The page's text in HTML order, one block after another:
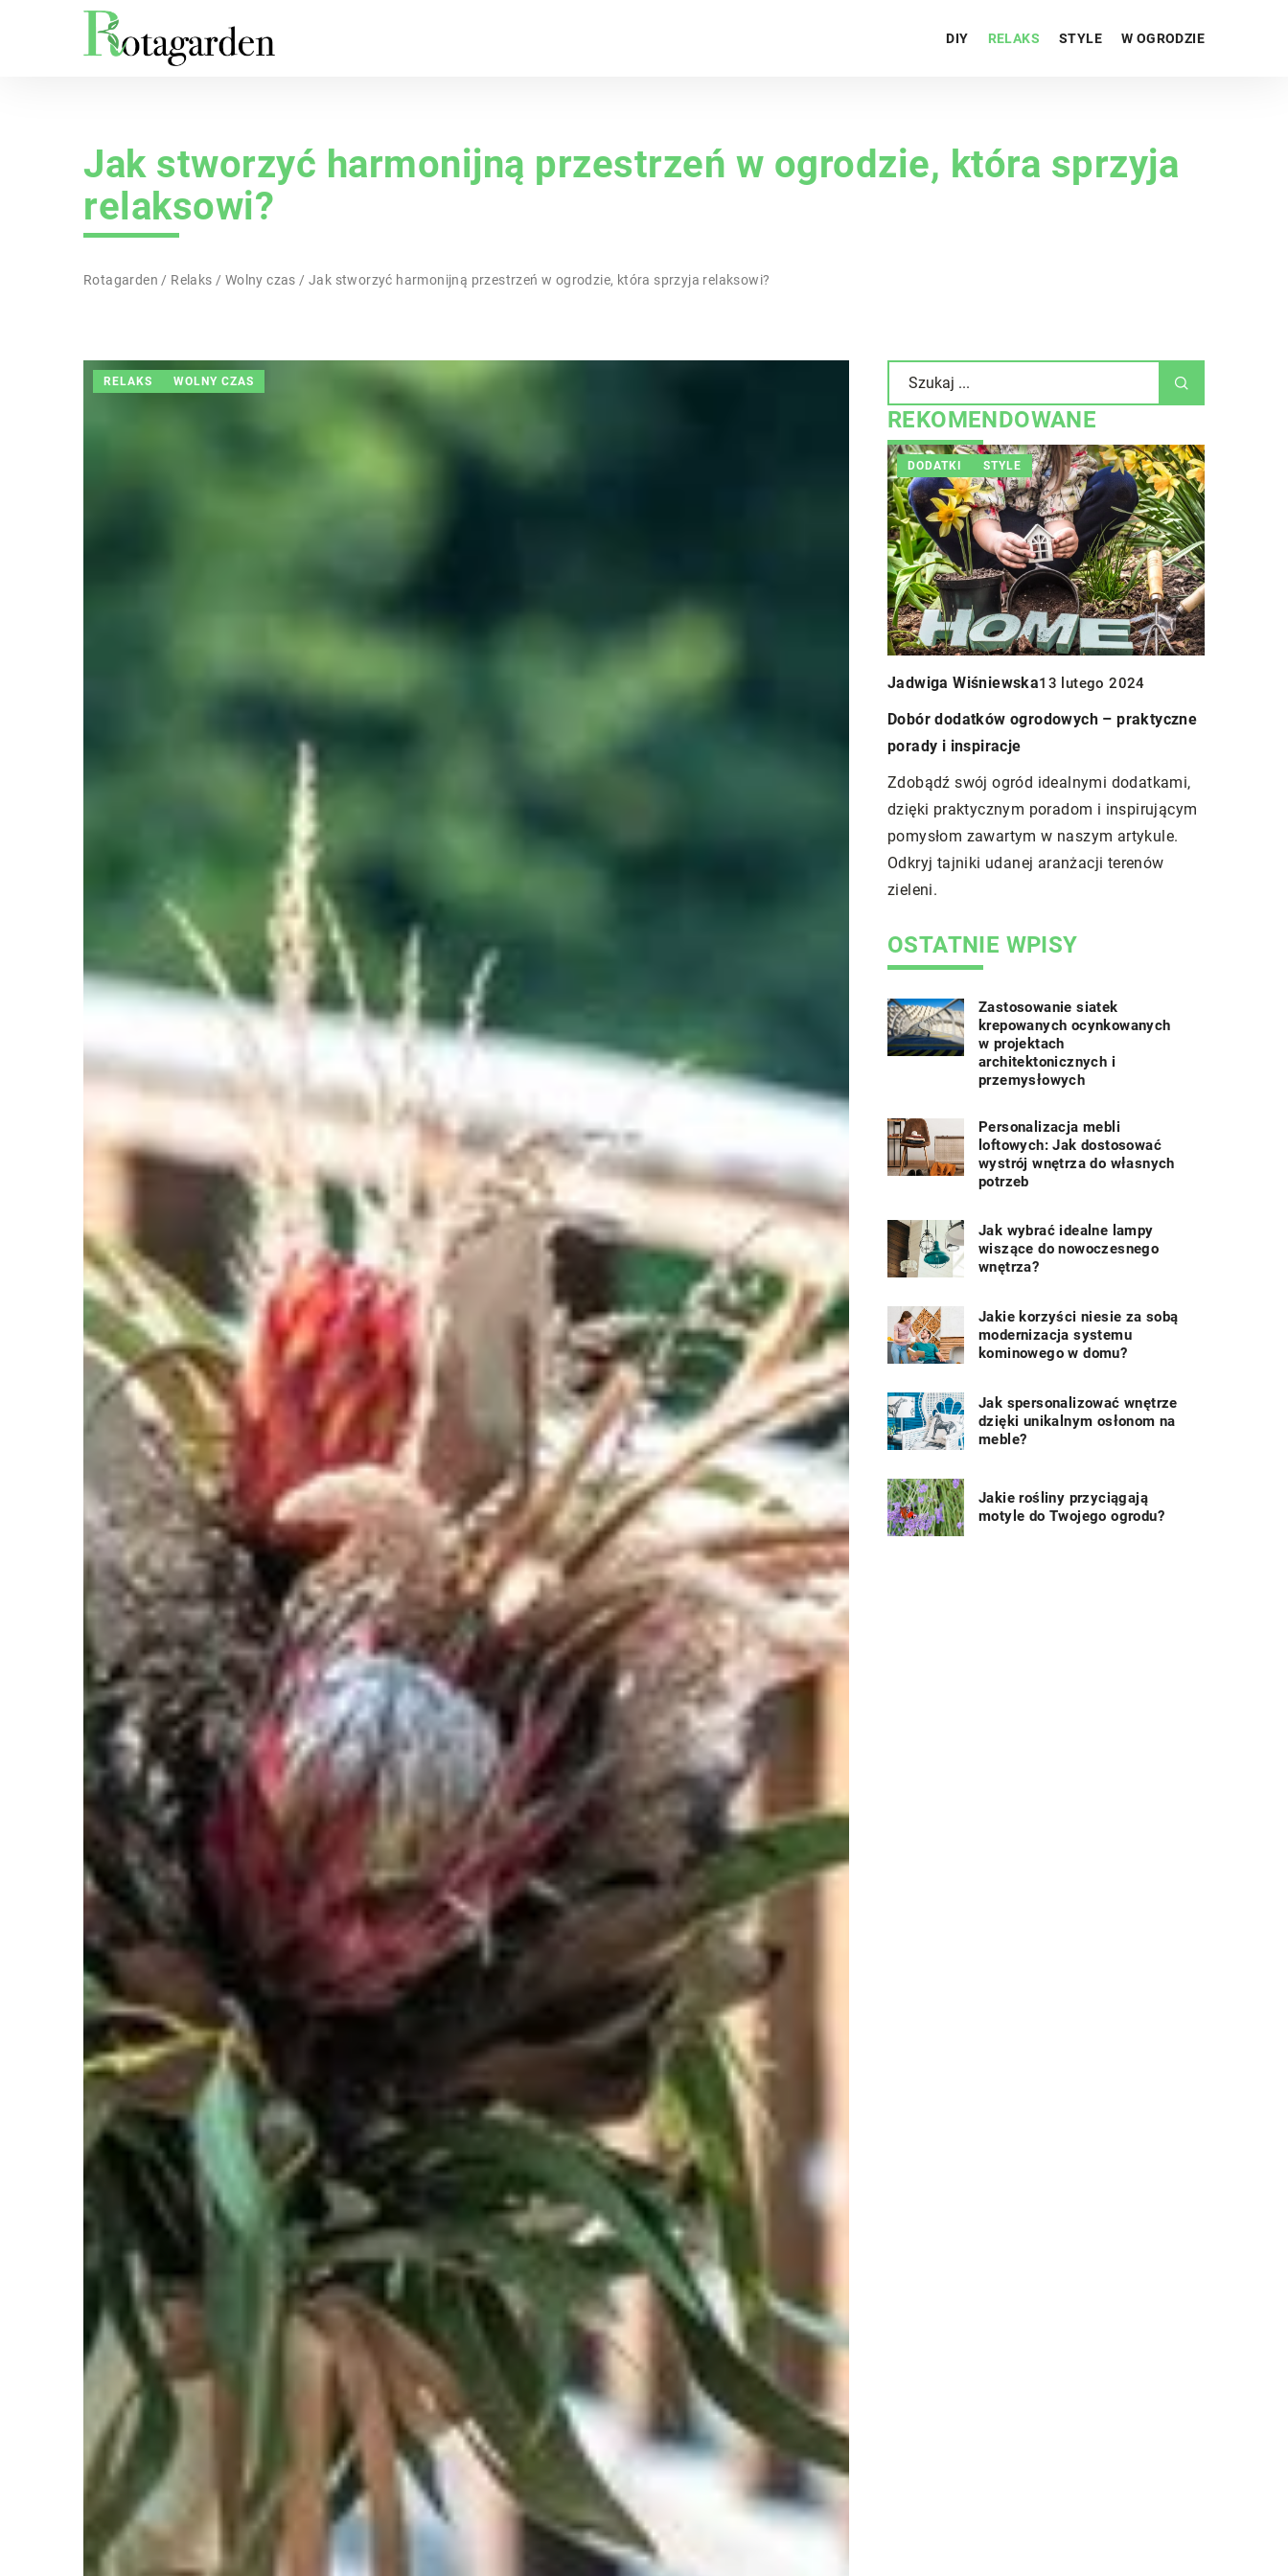
DIY RELAKS STYLE W OGRODZIE
Jak stworzyć harmonijną przestrzeń w ogrodzie, która sprzyja
relaksowi?
Rotagarden / Relaks / Wolny czas /Jak stworzyć harmonijną przestrzeń w ogrodzie, która sprzyja relaksowi?
RELAKS WOLNY CZAS
REKOMENDOWANE
twojego domu?
Szukasz perfekcyjnego basenu akrylowego?
Odkryj kluczowe czynniki do rozważenia,
aby znaleźć opcję idealnie dopasowaną do
Twojego domu.
DODATKI STYLE
Jadwiga Wiśniewska13 lutego 2024
Dobór dodatków ogrodowych – praktyczne
porady i inspiracje
Zdobądź swój ogród idealnymi dodatkami,
dzięki praktycznym poradom i inspirującym
pomysłom zawartym w naszym artykule.
Odkryj tajniki udanej aranżacji terenów
zieleni.
INNE
Jak wybrać
Szukasz
Odkryj kluczowe
aby znaleźć
Twojego domu.
OSTATNIE WPISY
Zastosowanie siatek
krepowanych ocynkowanych
w projektach
architektonicznych i
przemysłowych
Personalizacja mebli
loftowych: Jak dostosować
wystrój wnętrza do własnych
potrzeb
Jak wybrać idealne lampy
wiszące do nowoczesnego
wnętrza?
Jakie korzyści niesie za sobą
modernizacja systemu
kominowego w domu?
Jak spersonalizować wnętrze
dzięki unikalnym osłonom na
meble?
Jakie rośliny przyciągają
motyle do Twojego ogrodu?